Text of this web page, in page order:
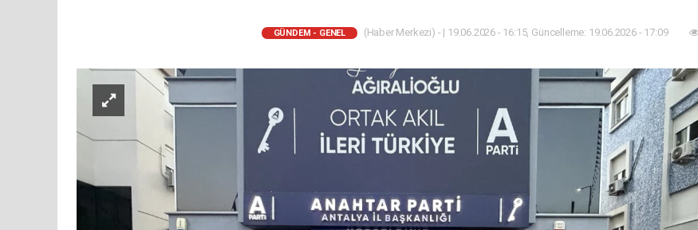
GÜNDEM - GENEL (Haber Merkezi) - | 19.06.2026 - 16:15, Güncelleme: 19.06.2026 - 17:09